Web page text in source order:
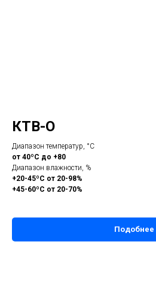
КТВ-О
Диапазон температур, °С
от 40ºС до +80
Диапазон влажности, %
+20-45ºС от 20-98%
+45-60ºС от 20-70%
Подобнее